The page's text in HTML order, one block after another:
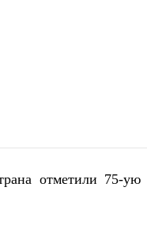
отметили 75-